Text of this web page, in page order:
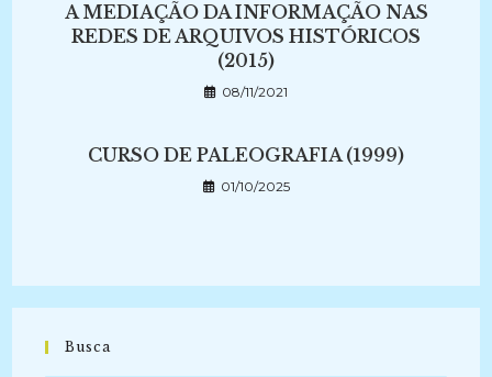
A MEDIAÇÃO DA INFORMAÇÃO NAS
REDES DE ARQUIVOS HISTÓRICOS
(2015)
08/11/2021
CURSO DE PALEOGRAFIA (1999)
01/10/2025
Busca